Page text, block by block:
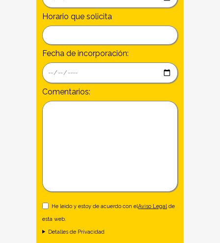
Horario que solicita
Fecha de incorporación:
Comentarios:
He leido y estoy de acuerdo con elAviso Legal de
esta web.
Detalles de Privacidad